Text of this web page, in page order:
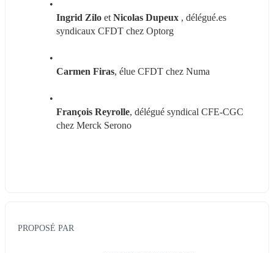
Ingrid Zilo et Nicolas Dupeux , délégué.es
syndicaux CFDT chez Optorg
Carmen Firas, élue CFDT chez Numa
François Reyrolle, délégué syndical CFE-CGC
chez Merck Serono
PROPOSÉ PAR